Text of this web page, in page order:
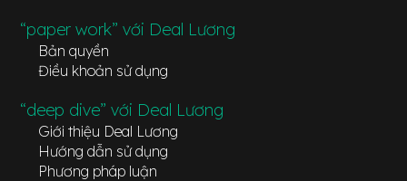
“paper work” với Deal Lương
Bản quyền
Điều khoản sử dụng
“deep dive” với Deal Lương
Giới thiệu Deal Lương
Hướng dẫn sử dụng
Phương pháp luận